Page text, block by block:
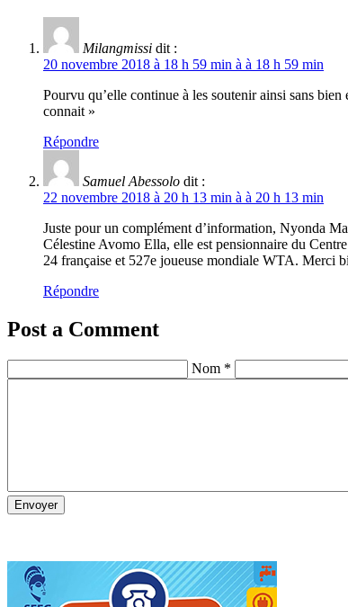
Milangmissi dit :
20 novembre 2018 à 18 h 59 min à à 18 h 59 min
Pourvu qu’elle continue à les soutenir ainsi sans
connait »
Répondre
Samuel Abessolo dit :
22 novembre 2018 à 20 h 13 min à à 20 h 13 min
Juste pour un complément d’information, Nyonda
Célestine Avomo Ella, elle est pensionnaire du
24 française et 527e joueuse mondiale WTA. Merci
Répondre
Post a Comment
Nom *